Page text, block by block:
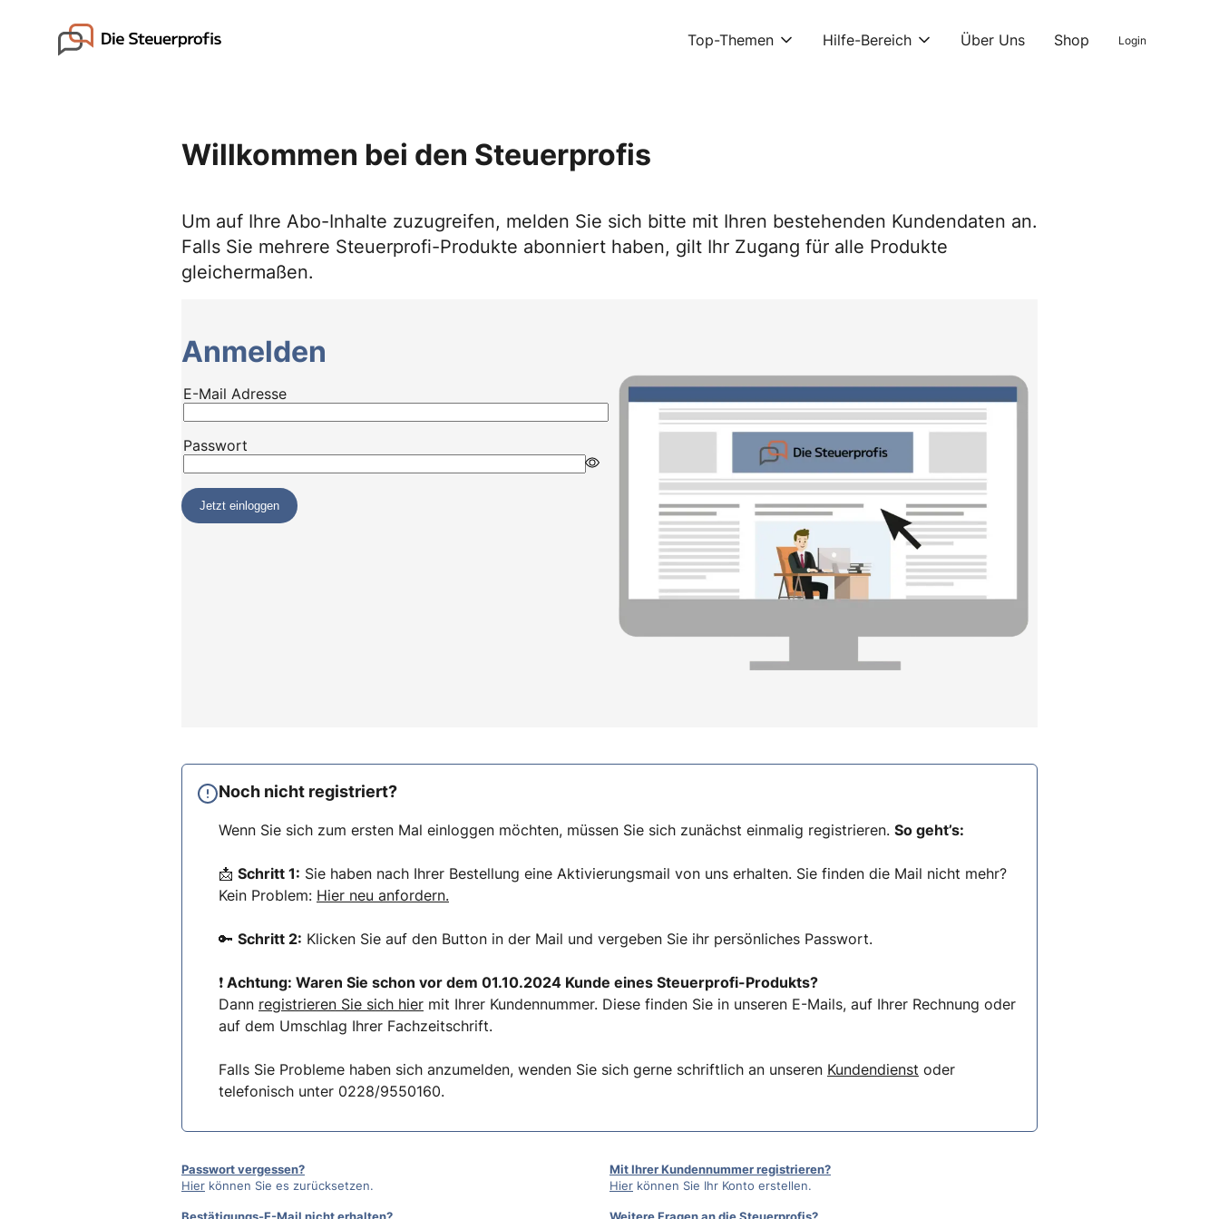
Go to landing page. Top-Themen Hilfe-Bereich Über Uns Shop Login
Willkommen bei den Steuerprofis
Um auf Ihre Abo-Inhalte zuzugreifen, melden Sie sich bitte mit Ihren bestehenden Kundendaten an.
Falls Sie mehrere Steuerprofi-Produkte abonniert haben, gilt Ihr Zugang für alle Produkte
gleichermaßen.
Anmelden
Noch nicht registriert?
Wenn Sie sich zum ersten Mal einloggen möchten, müssen Sie sich zunächst einmalig registrieren. So geht’s:
📩 Schritt 1: Sie haben nach Ihrer Bestellung eine Aktivierungsmail von uns erhalten. Sie finden die Mail nicht mehr?
Kein Problem: Hier neu anfordern.
🔑 Schritt 2: Klicken Sie auf den Button in der Mail und vergeben Sie ihr persönliches Passwort.
❗ Achtung: Waren Sie schon vor dem 01.10.2024 Kunde eines Steuerprofi-Produkts?
Dann registrieren Sie sich hier mit Ihrer Kundennummer. Diese finden Sie in unseren E-Mails, auf Ihrer Rechnung oder
auf dem Umschlag Ihrer Fachzeitschrift.
Falls Sie Probleme haben sich anzumelden, wenden Sie sich gerne schriftlich an unseren Kundendienst oder
telefonisch unter 0228/9550160.
Passwort vergessen?
Hier können Sie es zurücksetzen.
Mit Ihrer Kundennummer registrieren?
Hier können Sie Ihr Konto erstellen.